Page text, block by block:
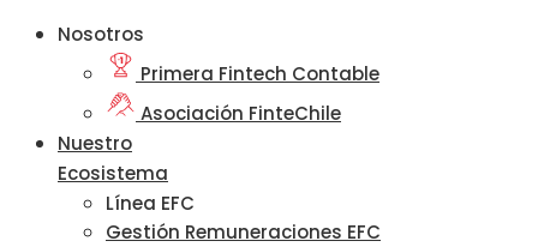
Nosotros
Primera Fintech Contable
Asociación FinteChile
Nuestro
Ecosistema
Línea EFC
Gestión Remuneraciones EFC